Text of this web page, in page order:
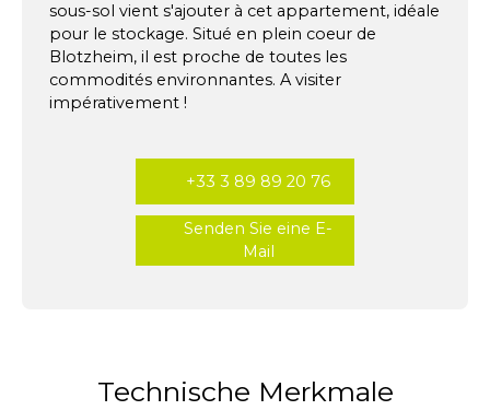
sous-sol vient s'ajouter à cet appartement, idéale
pour le stockage. Situé en plein coeur de
Blotzheim, il est proche de toutes les
commodités environnantes. A visiter
impérativement !
+33 3 89 89 20 76
Senden Sie eine E-
Mail
Technische Merkmale